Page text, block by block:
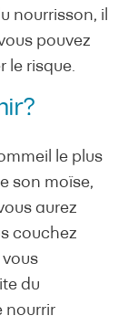
nourrisson, il
pouvez
le risque.
le plus
son moïse,
aurez
couchez
vous
du
nourrir